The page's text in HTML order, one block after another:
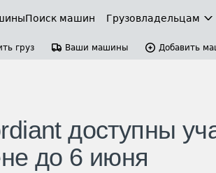
Поиск машин Грузовладельцам
груз Ваши машины Добавить
доступны
до 6 июня